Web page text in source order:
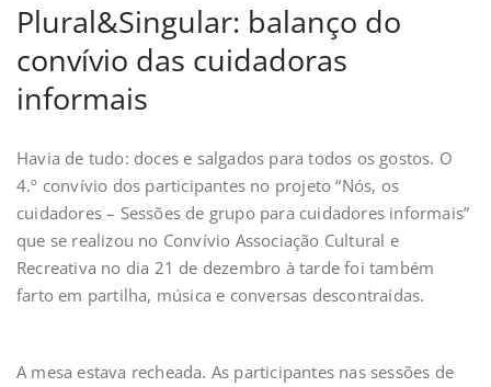
Plural&Singular: balanço do
convívio das cuidadoras
informais
Havia de tudo: doces e salgados para todos os gostos. O
4.º convívio dos participantes no projeto “Nós, os
cuidadores – Sessões de grupo para cuidadores informais”
que se realizou no Convívio Associação Cultural e
Recreativa no dia 21 de dezembro à tarde foi também
farto em partilha, música e conversas descontraídas.
A mesa estava recheada. As participantes nas sessões de